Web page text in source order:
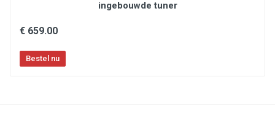
ingebouwde tuner
€ 659.00